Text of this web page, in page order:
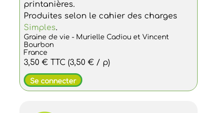
printanières.
Produites selon le cahier des charges
Simples.
Graine de vie - Murielle Cadiou et Vincent
Bourbon
France
3,50 € TTC (3,50 € / p)
Se connecter